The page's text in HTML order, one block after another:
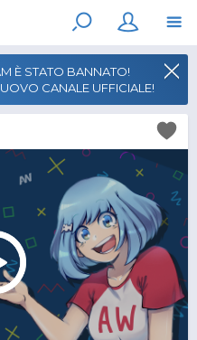
È STATO BANNATO!
CANALE UFFICIALE!